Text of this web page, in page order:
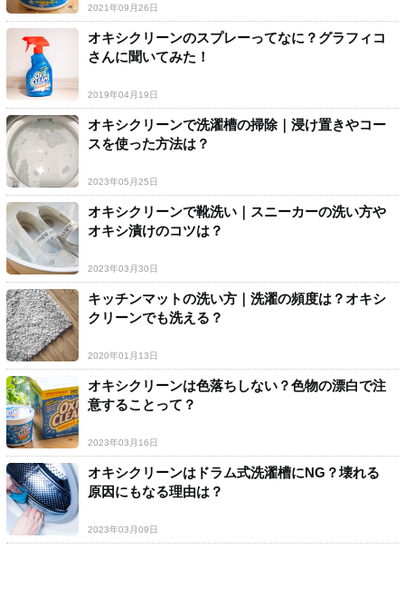
2021年09月26日
オキシクリーンのスプレーってなに？グラフィコ
さんに聞いてみた！
2019年04月19日
オキシクリーンで洗濯槽の掃除｜浸け置きやコー
スを使った方法は？
2023年05月25日
オキシクリーンで靴洗い｜スニーカーの洗い方や
オキシ漬けのコツは？
2023年03月30日
キッチンマットの洗い方｜洗濯の頻度は？オキシ
クリーンでも洗える？
2020年01月13日
オキシクリーンは色落ちしない？色物の漂白で注
意することって？
2023年03月16日
オキシクリーンはドラム式洗濯槽にNG？壊れる
原因にもなる理由は？
2023年03月09日